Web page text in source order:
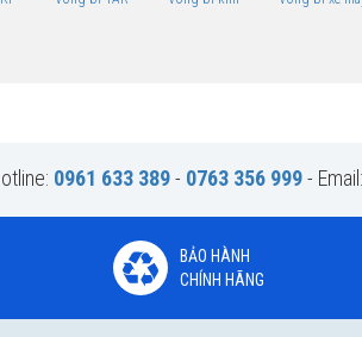
0961 633 389- 0763 356 999- Email:
BẢO HÀNH
CHÍNH HÃNG